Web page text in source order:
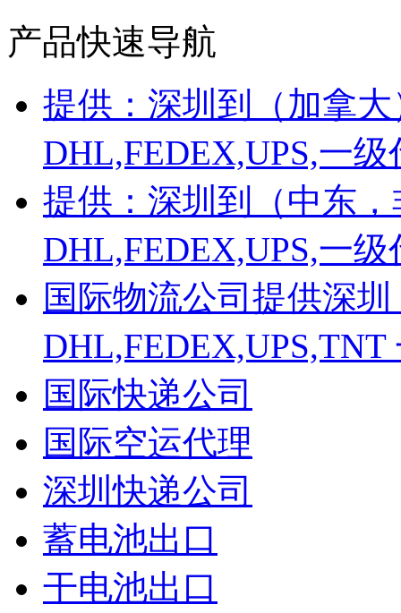
产品快速导航
提供：深圳到（加拿
DHL,FEDEX,UPS,一
提供：深圳到（中东
DHL,FEDEX,UPS,一
国际物流公司提供深
国际快递公司
国际空运代理
深圳快递公司
蓄电池出口
干电池出口